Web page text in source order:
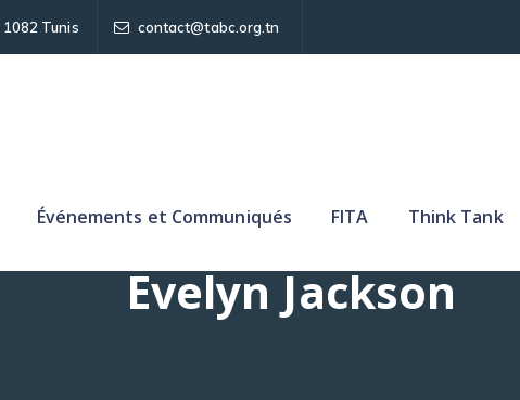
Tunis contact@tabc.org.tn
Événements et Communiqués FITA Think Tank
Evelyn Jackson